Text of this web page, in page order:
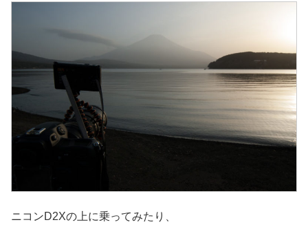
ニコンD2Xの上に乗ってみたり、